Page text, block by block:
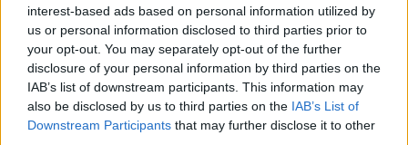
interest-based ads based on personal information utilized by
us or personal information disclosed to third parties prior to
your opt-out. You may separately opt-out of the further
disclosure of your personal information by third parties on the
IAB’s list of downstream participants. This information may
also be disclosed by us to third parties on the IAB’s List of
Downstream Participants that may further disclose it to other
Una intera famiglia è rimasta ferita in un incidente stradale
avvenuto la sera della Vigilia di Natale, intorno alle 20:00, a
Camatta di Pavullo: il più grave è un bambino di 6 mesi. L’auto
sulla quale viaggiavano è uscita di strada in una curva. Ad avere
la peggio il bimbo di sei mesi, ricoverato al Maggiore di Bologna:
non sarebbe comunque in pericolo di vita. Feriti in modo non